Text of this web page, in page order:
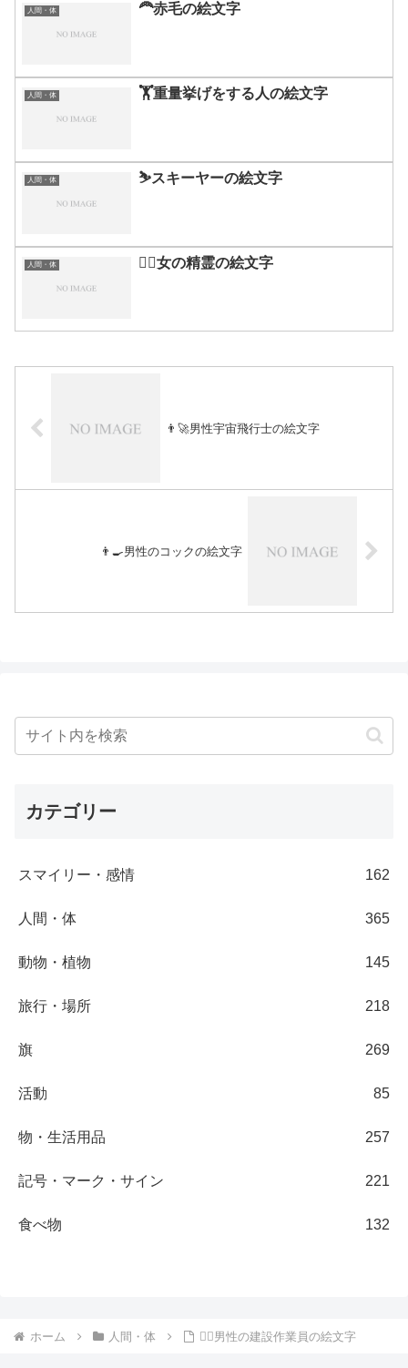
人間・体 🦰赤毛の絵文字
人間・体 🏋️重量挙げをする人の絵文字
人間・体 ⛷️スキーヤーの絵文字
人間・体 🧞‍♀️女の精霊の絵文字
👨‍🚀男性宇宙飛行士の絵文字
👨‍🍳男性のコックの絵文字
カテゴリー
スマイリー・感情 162
人間・体 365
動物・植物 145
旅行・場所 218
旗 269
活動 85
物・生活用品 257
記号・マーク・サイン 221
食べ物 132
ホーム 人間・体 👷‍♂️男性の建設作業員の絵文字